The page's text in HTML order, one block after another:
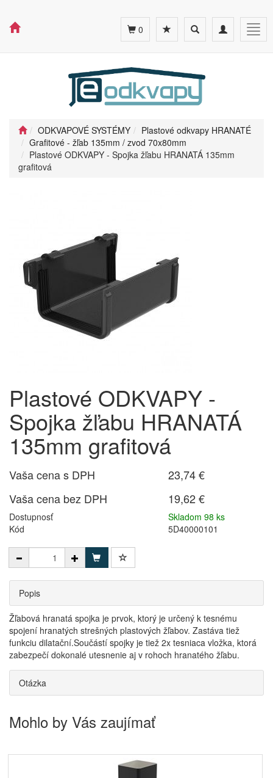
Toggle
navigation
Toggle
search
0
ODKVAPOVÉ SYSTÉMY
Plastové odkvapy HRANATÉ
Grafitové - žľab 135mm / zvod 70x80mm
Plastové ODKVAPY - Spojka žľabu HRANATÁ 135mm
grafitová
Plastové ODKVAPY -
Spojka žľabu HRANATÁ
135mm grafitová
Vaša cena s DPH
23,74 €
Vaša cena bez DPH
19,62 €
Dostupnosť
Skladom 98 ks
Kód
5D40000101
Popis
Žľabová hranatá spojka je prvok, ktorý je určený k tesnému
spojení hranatých strešných plastových žľabov. Zastáva tiež
funkciu dilatační.Součástí spojky je tiež 2x tesniaca vložka, ktorá
zabezpečí dokonalé utesnenie aj v rohoch hranatého žľabu.
Otázka
Mohlo by Vás zaujímať